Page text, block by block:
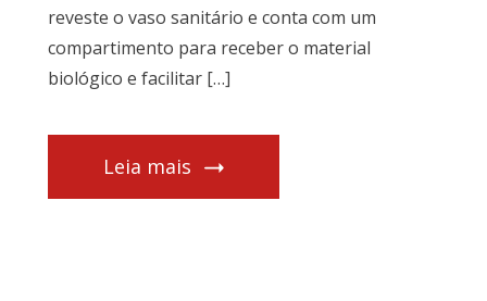
reveste o vaso sanitário e conta com um
compartimento para receber o material
biológico e facilitar […]
Leia mais